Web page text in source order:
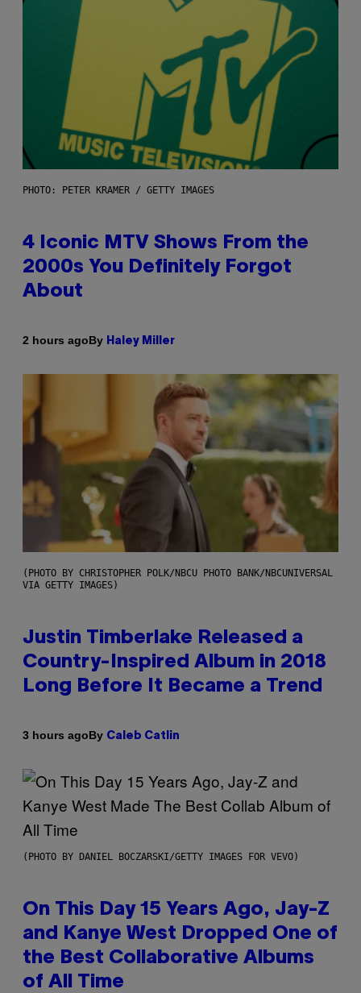
PHOTO: PETER KRAMER / GETTY IMAGES
4 Iconic MTV Shows From the
2000s You Definitely Forgot
About
2 hours agoBy Haley Miller
(PHOTO BY CHRISTOPHER POLK/NBCU PHOTO BANK/NBCUNIVERSAL
VIA GETTY IMAGES)
Justin Timberlake Released a
Country-Inspired Album in 2018
Long Before It Became a Trend
3 hours agoBy Caleb Catlin
(PHOTO BY DANIEL BOCZARSKI/GETTY IMAGES FOR VEVO)
On This Day 15 Years Ago, Jay-Z
and Kanye West Dropped One of
the Best Collaborative Albums
of All Time